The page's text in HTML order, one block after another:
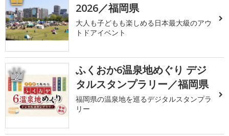
2026／福岡県
大人も子どもも楽しめる日本最大級のアウ
トドアイベント
2
ふくおか6温泉地めぐり デジ
タルスタンプラリー／福岡県
福岡県の温泉地を巡るデジタルスタンプラ
リー